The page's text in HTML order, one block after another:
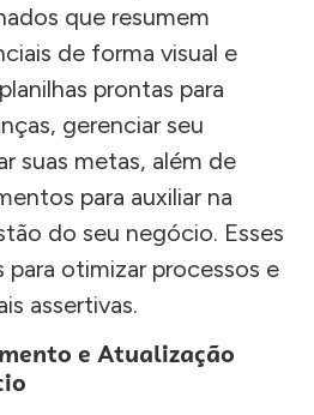
que resumem
de forma visual e
prontas para
gerenciar seu
suas metas, além de
para auxiliar na
do seu negócio. Esses
para otimizar processos e
assertivas.
e Atualização